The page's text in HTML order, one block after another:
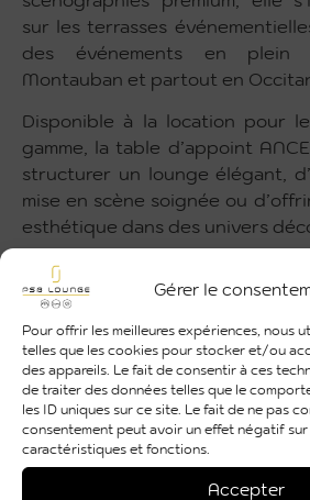
Gérer le
Pour offrir les meilleures expériences, nous
telles que les cookies pour stocker et/ou
des appareils. Le fait de consentir à ces
de traiter des données telles que le
les ID uniques sur ce site. Le fait de ne pas
consentement peut avoir un effet négatif
caractéristiques et fonctions.
Accepter
sur les terrasses
des événements en plein
Montauban et partout en
Disponible à la location pour
gamme, la table d’appoint
structurer un lounge élégant,
mise en scène soignée ou
esthétique dans des univers
Informations Utiles
Hauteur 49.5 cm
Largeur 60 cm
Matière Bois de
Utilisation Intérieure et